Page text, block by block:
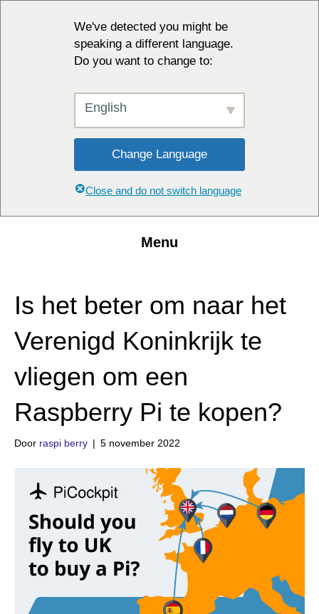
We've detected you might be
speaking a different language.
Do you want to change to:
English
Change Language
Close and do not switch language
Menu
Is het beter om naar het
Verenigd Koninkrijk te
vliegen om een
Raspberry Pi te kopen?
Door raspi berry | 5 november 2022